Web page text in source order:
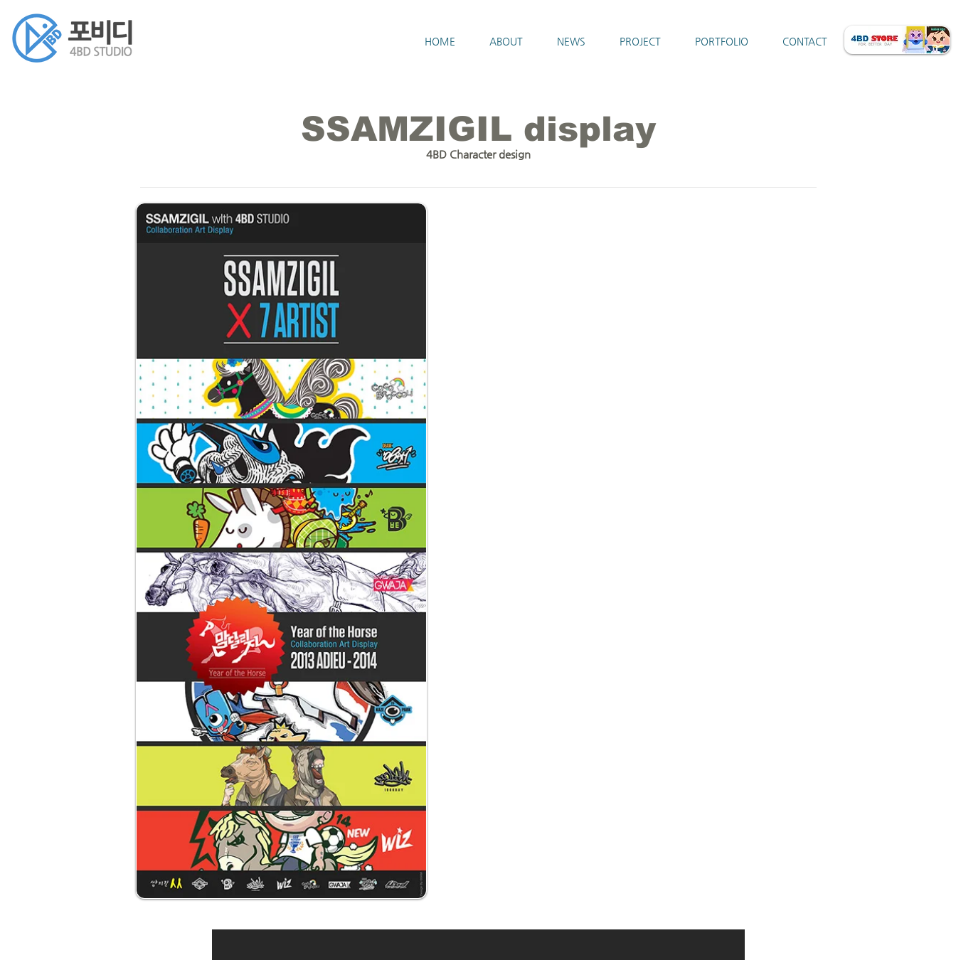
HOME ABOUT NEWS PROJECT PORTFOLIO CONTACT
SSAMZIGIL display
4BD Character design